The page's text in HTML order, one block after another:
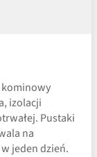
izolacji
Pustaki
na
jeden dzień.